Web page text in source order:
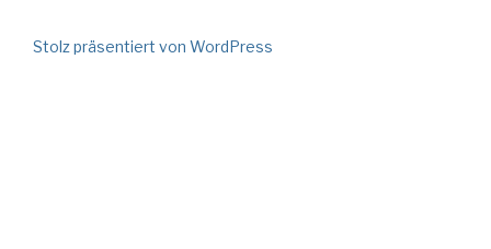
Stolz präsentiert von WordPress